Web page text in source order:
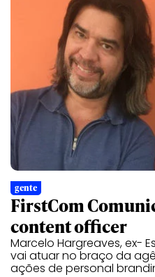
gente
FirstCom
content officer
Marcelo Hargreaves, ex-
vai atuar no braço da
ações de personal